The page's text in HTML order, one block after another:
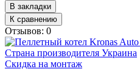
В закладки
К сравнению
Отзывов: 0
Страна производителя Украина
Скидка на монтаж